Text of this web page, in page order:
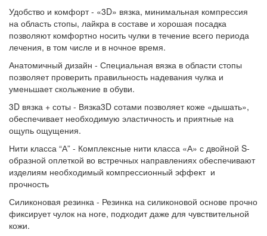
Удобство и комфорт - «3D» вязка, минимальная компрессия
на область стопы, лайкра в составе и хорошая посадка
позволяют комфортно носить чулки в течение всего периода
лечения, в том числе и в ночное время.
Анатомичный дизайн - Специальная вязка в области стопы
позволяет проверить правильность надевания чулка и
уменьшает скольжение в обуви.
3D вязка + соты - Вязка3D сотами позволяет коже «дышать»,
обеспечивает необходимую эластичность и приятные на
ощупь ощущения.
Нити класса “А” - Комплексные нити класса «А» с двойной S-
образной оплеткой во встречных направлениях обеспечивают
изделиям необходимый компрессионный эффект и
прочность
Силиконовая резинка - Резинка на силиконовой основе прочно
фиксирует чулок на ноге, подходит даже для чувствительной
кожи.